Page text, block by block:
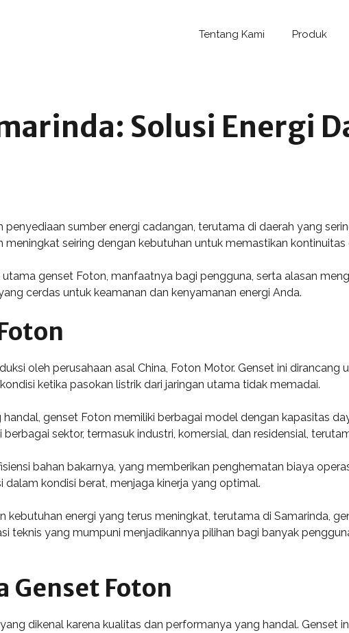
Tentang Kami Produk
Solusi Energi
sumber energi cadangan, terutama di daerah yang
seiring dengan kebutuhan untuk memastikan
genset Foton, manfaatnya bagi pengguna, serta alasan
cerdas untuk keamanan dan kenyamanan energi Anda.
oleh perusahaan asal China, Foton Motor. Genset ini dirancang
ketika pasokan listrik dari jaringan utama tidak memadai.
genset Foton memiliki berbagai model dengan kapasitas
sektor, termasuk industri, komersial, dan residensial,
bahan bakarnya, yang memberikan penghematan biaya
kondisi berat, menjaga kinerja yang optimal.
energi yang terus meningkat, terutama di Samarinda,
teknis yang mumpuni menjadikannya pilihan bagi banyak
Foton
dikenal karena kualitas dan performanya yang handal. Genset